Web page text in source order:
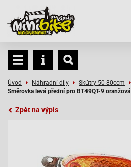
Úvod Náhradní díly Skútry 50-80ccm
Směrovka levá přední pro BT49QT-9 oranžová
Zpět na výpis